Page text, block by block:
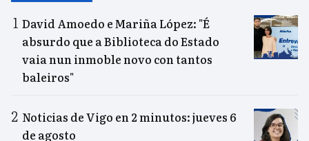
David Amoedo e Mariña López: "É
absurdo que a Biblioteca do Estado
vaia nun inmoble novo con tantos
baleiros"
Noticias de Vigo en 2 minutos: jueves 6
de agosto